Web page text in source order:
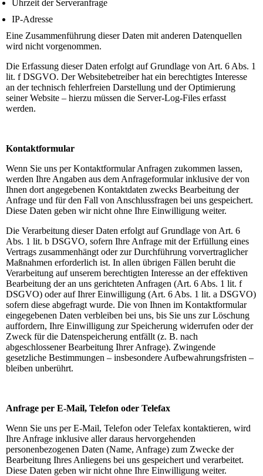
Uhrzeit der Serveranfrage
IP-Adresse
Eine Zusammenführung dieser Daten mit anderen Datenquellen
wird nicht vorgenommen.
Die Erfassung dieser Daten erfolgt auf Grundlage von Art. 6 Abs. 1
lit. f DSGVO. Der Websitebetreiber hat ein berechtigtes Interesse
an der technisch fehlerfreien Darstellung und der Optimierung
seiner Website – hierzu müssen die Server-Log-Files erfasst
werden.
Kontaktformular
Wenn Sie uns per Kontaktformular Anfragen zukommen lassen,
werden Ihre Angaben aus dem Anfrageformular inklusive der von
Ihnen dort angegebenen Kontaktdaten zwecks Bearbeitung der
Anfrage und für den Fall von Anschlussfragen bei uns gespeichert.
Diese Daten geben wir nicht ohne Ihre Einwilligung weiter.
Die Verarbeitung dieser Daten erfolgt auf Grundlage von Art. 6
Abs. 1 lit. b DSGVO, sofern Ihre Anfrage mit der Erfüllung eines
Vertrags zusammenhängt oder zur Durchführung vorvertraglicher
Maßnahmen erforderlich ist. In allen übrigen Fällen beruht die
Verarbeitung auf unserem berechtigten Interesse an der effektiven
Bearbeitung der an uns gerichteten Anfragen (Art. 6 Abs. 1 lit. f
DSGVO) oder auf Ihrer Einwilligung (Art. 6 Abs. 1 lit. a DSGVO)
sofern diese abgefragt wurde. Die von Ihnen im Kontaktformular
eingegebenen Daten verbleiben bei uns, bis Sie uns zur Löschung
auffordern, Ihre Einwilligung zur Speicherung widerrufen oder der
Zweck für die Datenspeicherung entfällt (z. B. nach
abgeschlossener Bearbeitung Ihrer Anfrage). Zwingende
gesetzliche Bestimmungen – insbesondere Aufbewahrungsfristen –
bleiben unberührt.
Anfrage per E-Mail, Telefon oder Telefax
Wenn Sie uns per E-Mail, Telefon oder Telefax kontaktieren, wird
Ihre Anfrage inklusive aller daraus hervorgehenden
personenbezogenen Daten (Name, Anfrage) zum Zwecke der
Bearbeitung Ihres Anliegens bei uns gespeichert und verarbeitet.
Diese Daten geben wir nicht ohne Ihre Einwilligung weiter.